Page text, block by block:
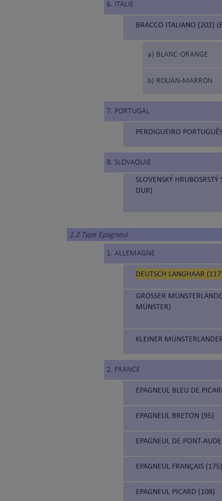
6. ITALIE
BRACCO ITALIANO (202)
a) BLANC-ORANGE
b) ROUAN-MARRON
7. PORTUGAL
PERDIGUEIRO
8. SLOVAQUIE
SLOVENSKÝ
DUR)
1.2 Type Epagneul
1. ALLEMAGNE
DEUTSCH LANGHAAR
GROSSER
MÜNSTER)
KLEINER
2. FRANCE
EPAGNEUL BLEU DE
EPAGNEUL BRETON (95)
EPAGNEUL DE PONT-
EPAGNEUL FRANÇAIS (175)
EPAGNEUL PICARD (108)